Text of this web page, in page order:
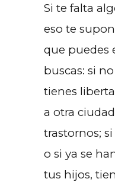
Si te falta
eso te
que puedes
buscas: si
tienes
a otra
trastornos;
o si ya se
tus hijos,